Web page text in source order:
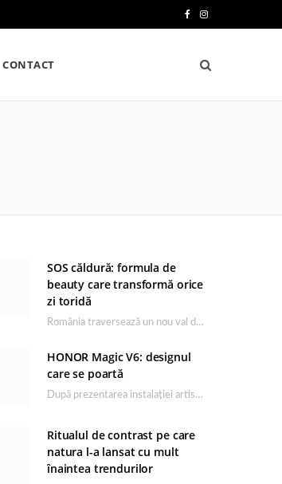
e
I
s
t
CONTACT
SOS căldură: formula de
beauty care transformă orice
zi toridă
România traversează un nou val de căldură, iar rutina de îngrijire capătă un rol esențial…
HONOR Magic V6: designul
care se poartă
După prezentarea instalației artistice semnată de Catrinel Săbăciag în cadrul evenimentului de lansare HONOR Magic…
Ritualul de contrast pe care
natura l-a lansat cu mult
înaintea trendurilor